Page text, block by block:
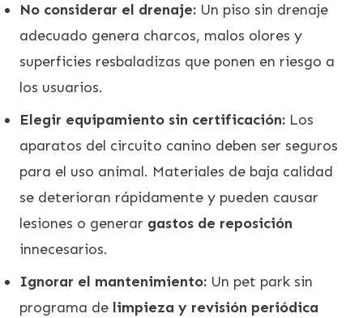
No considerar el drenaje: Un piso sin drenaje
adecuado genera charcos, malos olores y
superficies resbaladizas que ponen en riesgo a
los usuarios.
Elegir equipamiento sin certificación: Los
aparatos del circuito canino deben ser seguros
para el uso animal. Materiales de baja calidad
se deterioran rápidamente y pueden causar
lesiones o generar gastos de reposición
innecesarios.
Ignorar el mantenimiento: Un pet park sin
programa de limpieza y revisión periódica